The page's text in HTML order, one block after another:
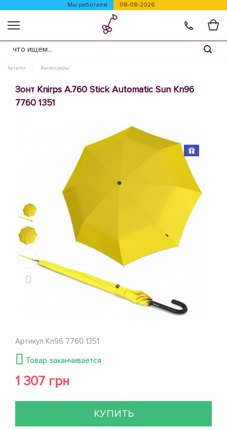
Мы работаем 08-08-2026
Каталог Аксессуары
Зонт Knirps A.760 Stick Automatic Sun Kn96
7760 1351
Артикул Kn96 7760 1351
Товар заканчивается
1 307 грн
КУПИТЬ